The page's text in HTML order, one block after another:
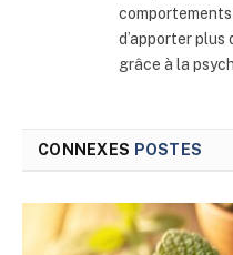
d’apporter plus
grâce à la
CONNEXES POSTES